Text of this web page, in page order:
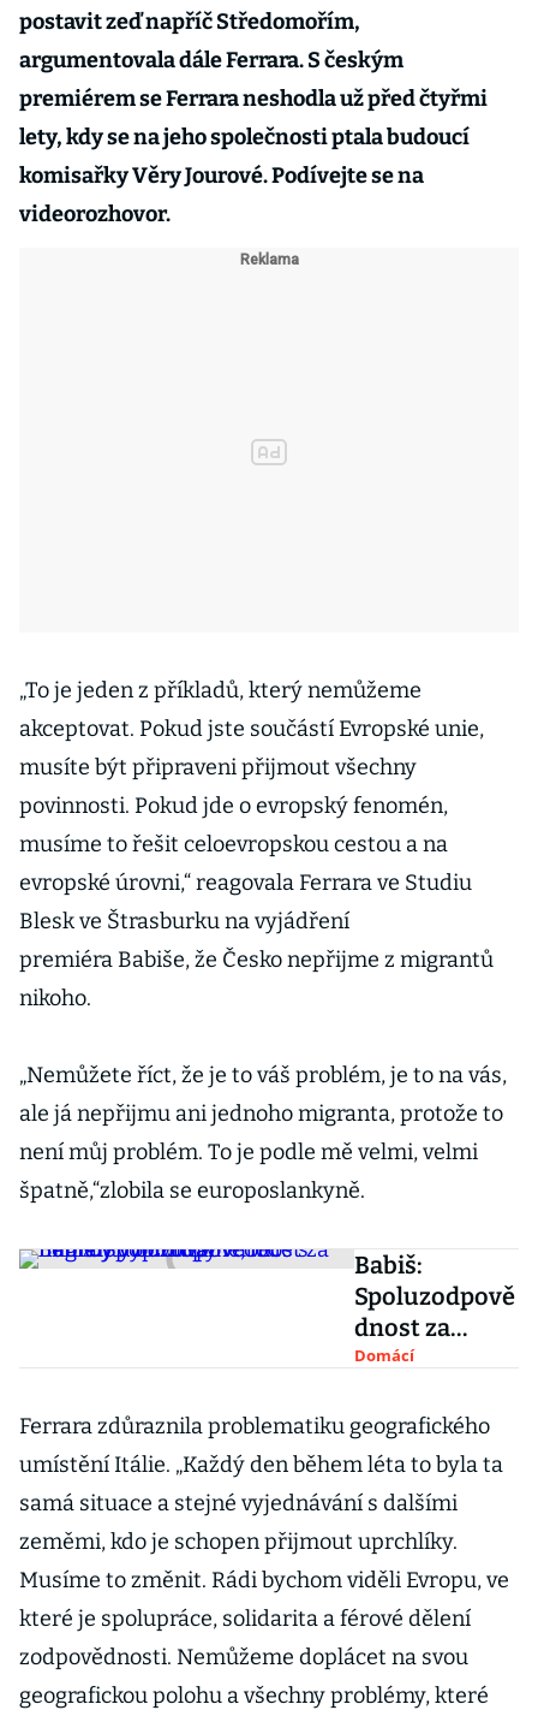
postavit zeď napříč Středomořím,
argumentovala dále Ferrara.S českým
premiérem se Ferrara neshodla už před čtyřmi
lety, kdy se na jeho společnosti ptala budoucí
komisařky Věry Jourové. Podívejte se na
videorozhovor.
„To je jeden z příkladů, který nemůžeme
akceptovat. Pokud jste součástí Evropské unie,
musíte být připraveni přijmout všechny
povinnosti. Pokud jde o evropský fenomén,
musíme to řešit celoevropskou cestou a na
evropské úrovni,“ reagovala Ferrara ve Studiu
Blesk ve Štrasburku na vyjádření
premiéra Babiše, že Česko nepřijme z migrantů
nikoho.
„Nemůžete říct, že je to váš problém, je to na vás,
ale já nepřijmu ani jednoho migranta, protože to
není můj problém. To je podle mě velmi, velmi
špatně,“zlobila se europoslankyně.
Babiš:
Spoluzodpově
dnost za
migranty
lodě s nimi by
do Evropy
vůbec neměly
vyplouvat
Domácí
Ferrara zdůraznila problematiku geografického
umístění Itálie. „Každý den během léta to byla ta
samá situace a stejné vyjednávání s dalšími
zeměmi, kdo je schopen přijmout uprchlíky.
Musíme to změnit. Rádi bychom viděli Evropu, ve
které je spolupráce, solidarita a férové dělení
zodpovědnosti. Nemůžeme doplácet na svou
geografickou polohu a všechny problémy, které